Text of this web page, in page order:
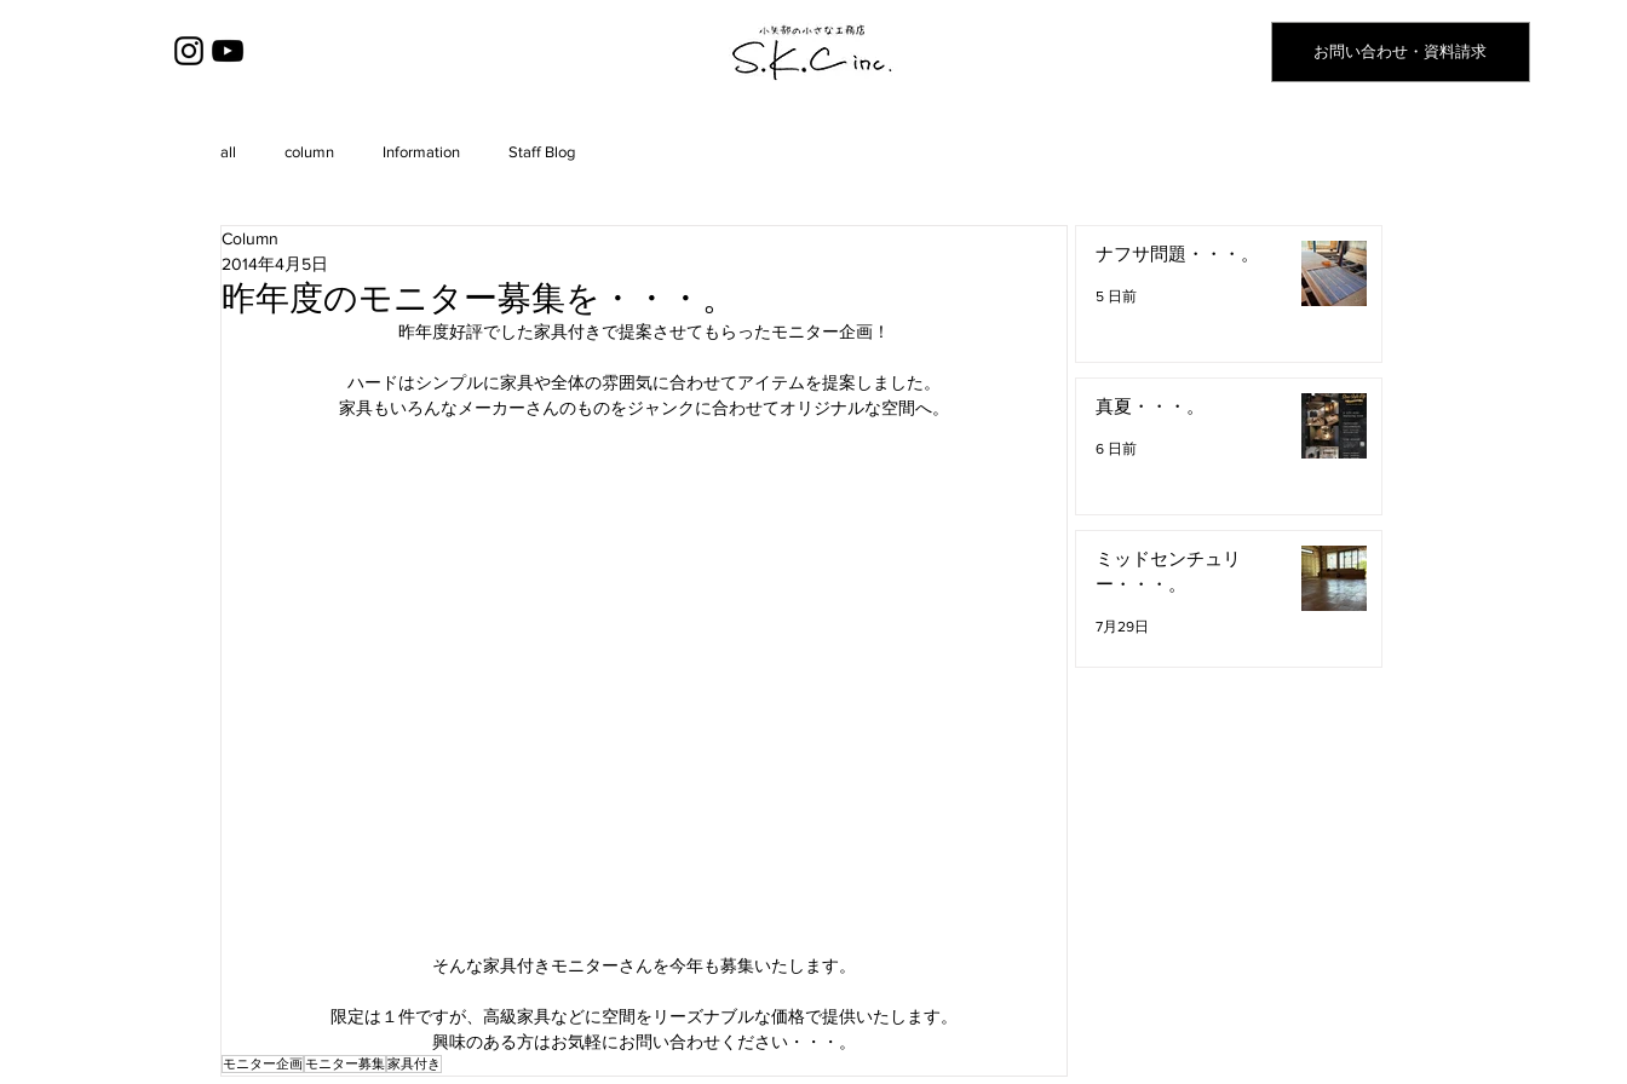
お問い合わせ・資料請求
all column Information Staff Blog
昨年度のモニター募集を・・・。
Column
2014年4月5日
昨年度好評でした家具付きで提案させてもらったモニター企画！
ハードはシンプルに家具や全体の雰囲気に合わせてアイテムを提案しました。
家具もいろんなメーカーさんのものをジャンクに合わせてオリジナルな空間へ。
そんな家具付きモニターさんを今年も募集いたします。
限定は１件ですが、高級家具などに空間をリーズナブルな価格で提供いたします。
興味のある方はお気軽にお問い合わせください・・・。
モニター企画モニター募集家具付き
ナフサ問題・・・。
5 日前
真夏・・・。
6 日前
ミッドセンチュリ
ー・・・。
7月29日